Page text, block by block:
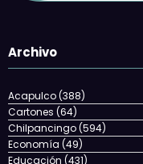
Archivo
Acapulco(388)
Cartones (64)
Chilpancingo(594)
Economía (49)
Educación (431)